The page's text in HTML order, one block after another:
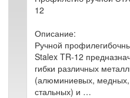
12
Описание:
Ручной
Stalex TR-12
гибки различных
(алюминиевых, медных,
стальных) и …